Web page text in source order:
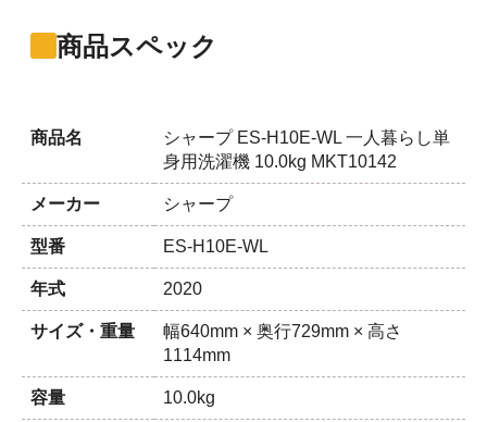
商品スペック
商品名
シャープ ES-H10E-WL 一人暮らし単
身用洗濯機 10.0kg MKT10142
メーカー シャープ
型番 ES-H10E-WL
年式 2020
サイズ・重量
幅640mm × 奥行729mm × 高さ
1114mm
容量 10.0kg